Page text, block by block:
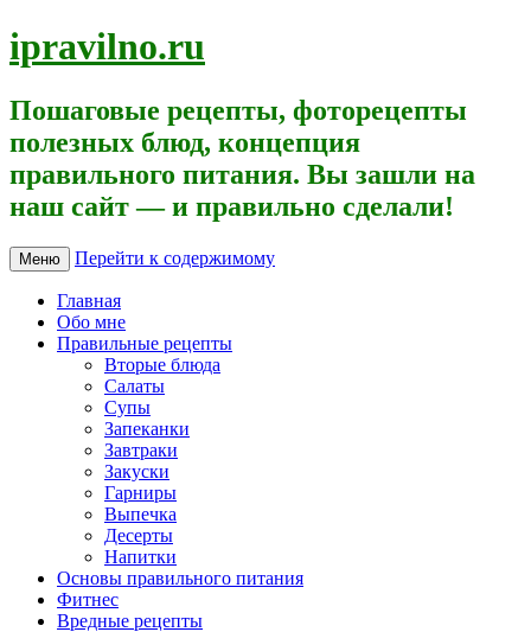
ipravilno.ru
Пошаговые рецепты, фоторецепты
полезных блюд, концепция
правильного питания. Вы зашли на
наш сайт — и правильно сделали!
Меню Перейти к содержимому
Главная
Обо мне
Правильные рецепты
Вторые блюда
Салаты
Супы
Запеканки
Завтраки
Закуски
Гарниры
Выпечка
Десерты
Напитки
Основы правильного питания
Фитнес
Вредные рецепты